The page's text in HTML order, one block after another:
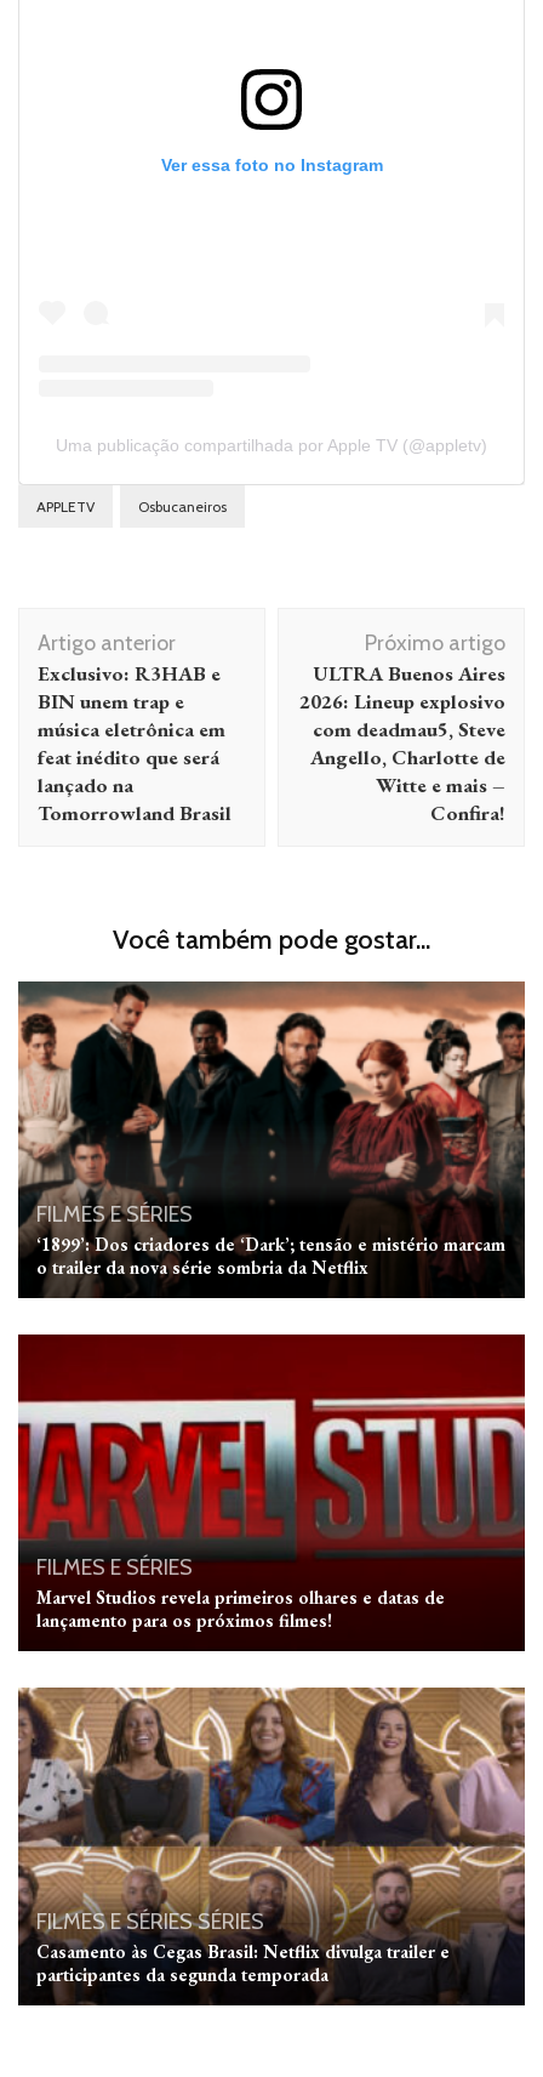
Ver essa foto no Instagram
Uma publicação compartilhada por Apple TV (@appletv)
APPLETV Osbucaneiros
Navegação
de
post
Artigo anterior
Exclusivo: R3HAB e
BIN unem trap e
música eletrônica em
feat inédito que será
lançado na
Tomorrowland Brasil
Próximo artigo
ULTRA Buenos Aires
2026: Lineup explosivo
com deadmau5, Steve
Angello, Charlotte de
Witte e mais –
Confira!
Você também pode gostar...
FILMES E SÉRIES
‘1899’: Dos criadores de ‘Dark’; tensão e mistério marcam
o trailer da nova série sombria da Netflix
FILMES E SÉRIES
Marvel Studios revela primeiros olhares e datas de
lançamento para os próximos filmes!
FILMES E SÉRIESSÉRIES
Casamento às Cegas Brasil: Netflix divulga trailer e
participantes da segunda temporada